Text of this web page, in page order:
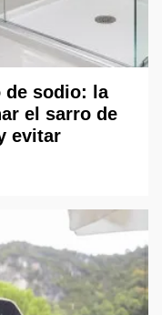
de sodio: la
el sarro de
evitar